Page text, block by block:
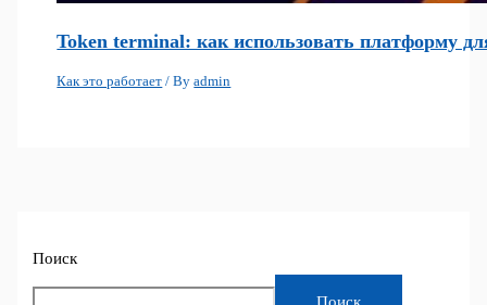
Token terminal: как использовать платформу
Как это работает / Byadmin
Поиск